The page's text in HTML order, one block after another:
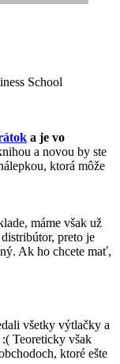
School
a je vo
a novou by ste
ktorá môže
máme však už
preto je
Ak ho chcete mať,
všetky výtlačky a
Teoreticky však
ktoré ešte